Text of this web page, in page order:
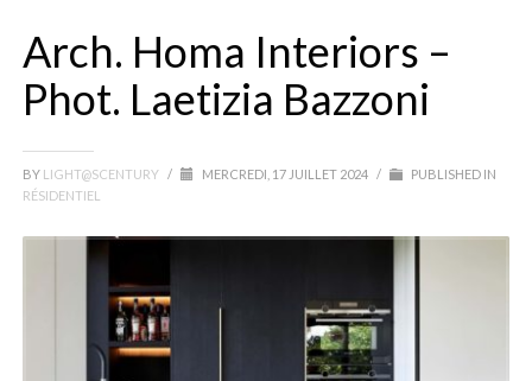
Arch. Homa Interiors –
Phot. Laetizia Bazzoni
BY LIGHT@SCENTURY / MERCREDI, 17 JUILLET 2024 /
PUBLISHED IN
RÉSIDENTIEL